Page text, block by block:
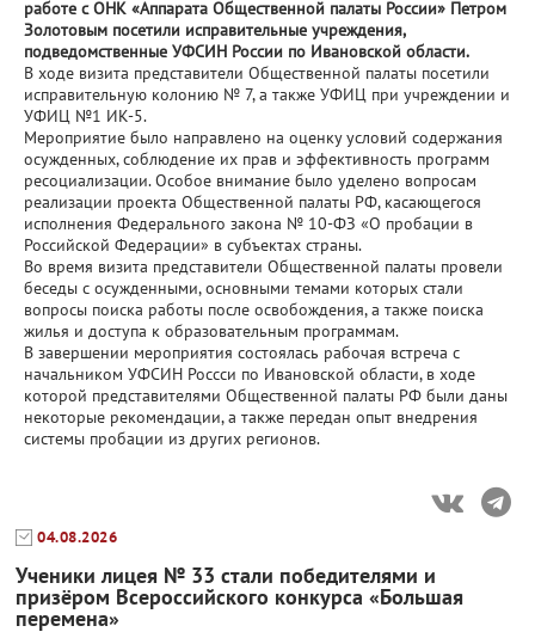
работе с ОНК «Аппарата Общественной палаты России» Петром
Золотовым посетили исправительные учреждения,
подведомственные УФСИН России по Ивановской области.
В ходе визита представители Общественной палаты посетили
исправительную колонию № 7, а также УФИЦ при учреждении и
УФИЦ №1 ИК-5.
Мероприятие было направлено на оценку условий содержания
осужденных, соблюдение их прав и эффективность программ
ресоциализации. Особое внимание было уделено вопросам
реализации проекта Общественной палаты РФ, касающегося
исполнения Федерального закона № 10-ФЗ «О пробации в
Российской Федерации» в субъектах страны.
Во время визита представители Общественной палаты провели
беседы с осужденными, основными темами которых стали
вопросы поиска работы после освобождения, а также поиска
жилья и доступа к образовательным программам.
В завершении мероприятия состоялась рабочая встреча с
начальником УФСИН Россси по Ивановской области, в ходе
которой представителями Общественной палаты РФ были даны
некоторые рекомендации, а также передан опыт внедрения
системы пробации из других регионов.
04.08.2026
Ученики лицея № 33 стали победителями и
призёром Всероссийского конкурса «Большая
перемена»